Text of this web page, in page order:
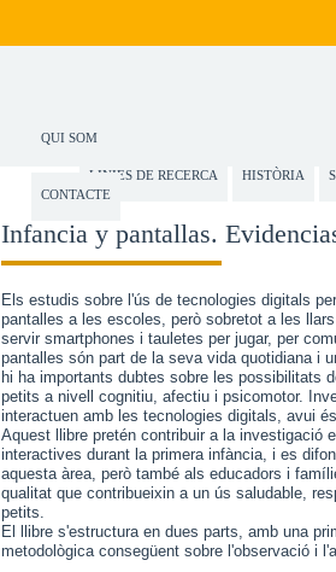
QUI SOM
LINIES DE RECERCA HISTÒRIA
CONTACTE
Infancia y pantallas.
Els estudis sobre l'ús de tecnologies digitals
pantalles a les escoles, però sobretot a les
servir smartphones i tauletes per jugar, per
pantalles són part de la seva vida quotidiana i
hi ha importants dubtes sobre les possibilitats
petits a nivell cognitiu, afectiu i psicomotor.
interactuen amb les tecnologies digitals, avui
Aquest llibre pretén contribuir a la investigació
interactives durant la primera infància, i es
aquesta àrea, però també als educadors i
qualitat que contribueixin a un ús saludable,
petits.
El llibre s'estructura en dues parts, amb una
metodològica consegüent sobre l'observació i